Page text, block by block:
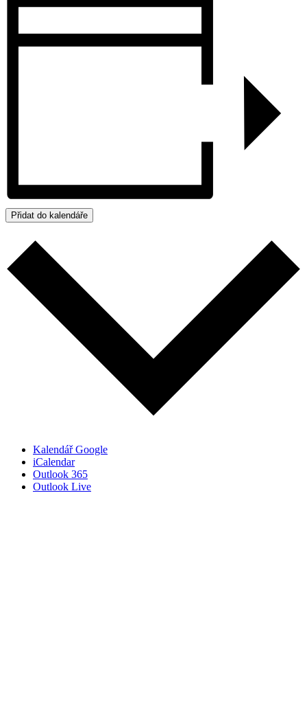
Přidat do kalendáře
Kalendář Google
iCalendar
Outlook 365
Outlook Live